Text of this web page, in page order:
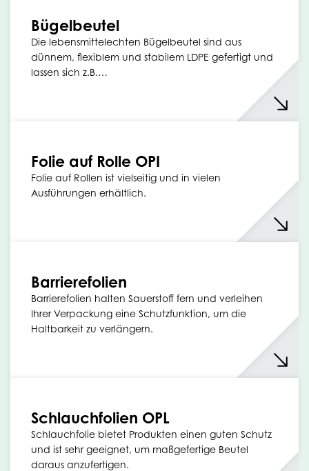
Bügelbeutel
Die lebensmittelechten Bügelbeutel sind aus
dünnem, flexiblem und stabilem LDPE gefertigt und
lassen sich z.B.…
Folie auf Rolle OPI
Folie auf Rollen ist vielseitig und in vielen
Ausführungen erhältlich.
Barrierefolien
Barrierefolien halten Sauerstoff fern und verleihen
Ihrer Verpackung eine Schutzfunktion, um die
Haltbarkeit zu verlängern.
Schlauchfolien OPL
Schlauchfolie bietet Produkten einen guten Schutz
und ist sehr geeignet, um maßgefertige Beutel
daraus anzufertigen.